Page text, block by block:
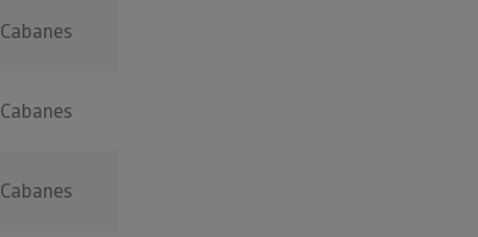
Cabanes
Cabanes
Cabanes